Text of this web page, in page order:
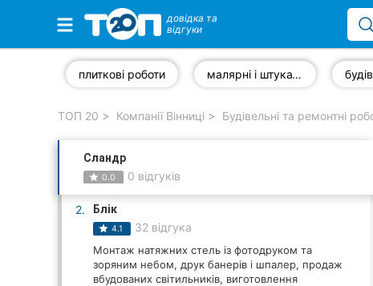
Обрані компанії
Стоматології
Ветеринарні клініки
Приватні клініки
довідка та
відгуки
плиткові роботи малярні і штукатурні роботи
ТОП 20 Компанії Вінниці Будівельні та ремонтні
Сландр
0.0 0 відгуків
2. Блік
4.1 32 відгука
Монтаж натяжних стель із фотодруком та
зоряним небом, друк банерів і шпалер, продаж
вбудованих світильників, виготовлення